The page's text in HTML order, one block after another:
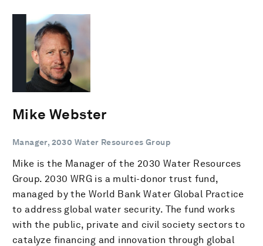
Mike Webster
Manager, 2030 Water Resources Group
Mike is the Manager of the 2030 Water Resources
Group. 2030 WRG is a multi-donor trust fund,
managed by the World Bank Water Global Practice
to address global water security. The fund works
with the public, private and civil society sectors to
catalyze financing and innovation through global